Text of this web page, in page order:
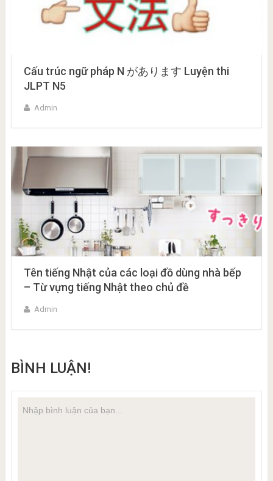
Cấu trúc ngữ pháp N があります Luyện thi
JLPT N5
Admin
Tên tiếng Nhật của các loại đồ dùng nhà bếp
– Từ vựng tiếng Nhật theo chủ đề
Admin
BÌNH LUẬN!